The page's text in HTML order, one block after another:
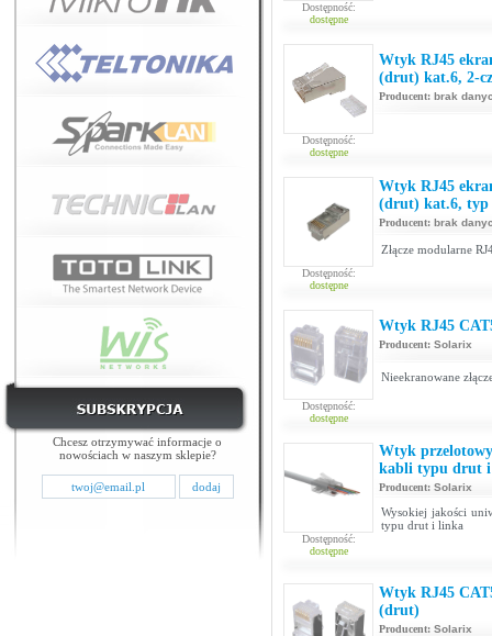
Chcesz otrzymywać informacje o
nowościach w naszym sklepie?
Dostępność:
dostępne
Dostępność:
dostępne
Wtyk RJ45
(drut) kat.6, 2-
Producent: brak
Dostępność:
dostępne
Wtyk RJ45
(drut) kat.6, typ
Producent: brak
Złącze modularne
Dostępność:
dostępne
Wtyk RJ45
Producent: Solarix
Nieekranowane
Dostępność:
dostępne
Wtyk
kabli typu drut i
Producent: Solarix
Wysokiej jakości
typu drut i linka
Wtyk RJ45
(drut)
Producent: Solarix